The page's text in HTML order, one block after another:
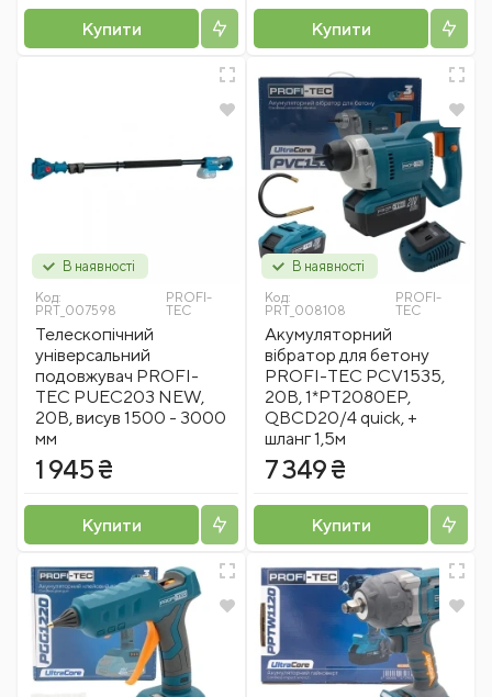
Купити Купити
В наявності
Код:
PRT_007598
PROFI-
TEC
Телескопічний
універсальний
подовжувач PROFI-
TEC PUEC203 NEW,
20В, висув 1500 - 3000
мм
1 945 ₴
Купити
В наявності
Код:
PRT_008108
PROFI-
TEC
Акумуляторний
вібратор для бетону
PROFI-TEC PCV1535,
20В, 1*PT2080EP,
QBCD20/4 quick, +
шланг 1,5м
7 349 ₴
Купити